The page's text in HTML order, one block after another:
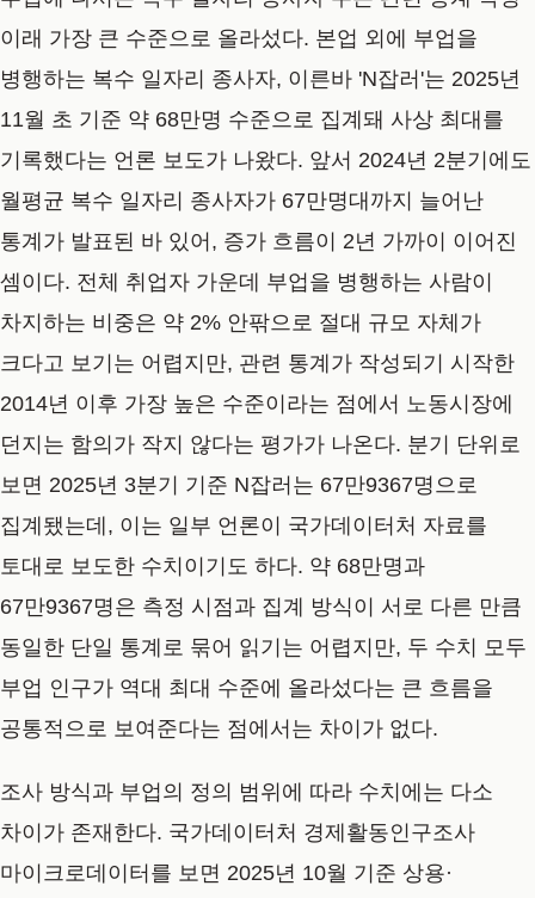
이래 가장 큰 수준으로 올라섰다. 본업 외에 부업을
병행하는 복수 일자리 종사자, 이른바 'N잡러'는 2025년
11월 초 기준 약 68만명 수준으로 집계돼 사상 최대를
기록했다는 언론 보도가 나왔다. 앞서 2024년 2분기에도
월평균 복수 일자리 종사자가 67만명대까지 늘어난
통계가 발표된 바 있어, 증가 흐름이 2년 가까이 이어진
셈이다. 전체 취업자 가운데 부업을 병행하는 사람이
차지하는 비중은 약 2% 안팎으로 절대 규모 자체가
크다고 보기는 어렵지만, 관련 통계가 작성되기 시작한
2014년 이후 가장 높은 수준이라는 점에서 노동시장에
던지는 함의가 작지 않다는 평가가 나온다. 분기 단위로
보면 2025년 3분기 기준 N잡러는 67만9367명으로
집계됐는데, 이는 일부 언론이 국가데이터처 자료를
토대로 보도한 수치이기도 하다. 약 68만명과
67만9367명은 측정 시점과 집계 방식이 서로 다른 만큼
동일한 단일 통계로 묶어 읽기는 어렵지만, 두 수치 모두
부업 인구가 역대 최대 수준에 올라섰다는 큰 흐름을
공통적으로 보여준다는 점에서는 차이가 없다.
조사 방식과 부업의 정의 범위에 따라 수치에는 다소
차이가 존재한다. 국가데이터처 경제활동인구조사
마이크로데이터를 보면 2025년 10월 기준 상용·